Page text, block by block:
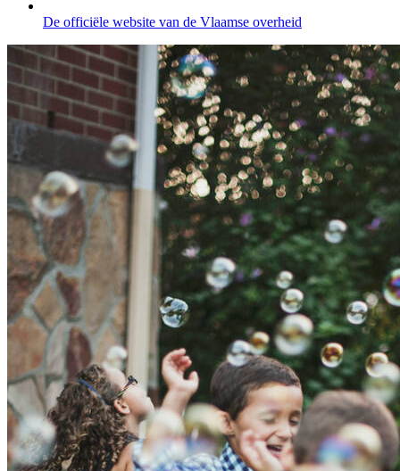
De officiële website van de Vlaamse overheid